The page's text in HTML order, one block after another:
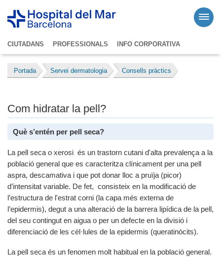
CIUTADANS PROFESSIONALS INFO CORPORATIVA
Portada Servei dermatologia Consells pràctics
Com hidratar la pell?
Què s’entén per pell seca?
La pell seca o xerosi és un trastorn cutani d'alta prevalença a la
població general que es caracteritza clínicament per una pell
aspra, descamativa i que pot donar lloc a pruïja (picor)
d’intensitat variable. De fet, consisteix en la modificació de
l’estructura de l'estrat corni (la capa més externa de
l’epidermis), degut a una alteració de la barrera lipídica de la pell,
del seu contingut en aigua o per un defecte en la divisió i
diferenciació de les cèl·lules de la epidermis (queratinòcits).
La pell seca és un fenomen molt habitual en la població general.